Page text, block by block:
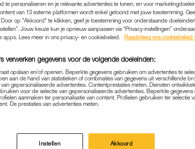
BETAALT OP DÉZE
te personaliseren en je relevante advertenties te tonen, en voor
van 13 externe platformen wordt enkel getoond met jouw toestemming.
op "Akkoord" te klikken, geef je toestemming voor onderstaande
Jouw keuze kun je opnieuw aanpassen via “Privacy-instellingen”
apps. Lees meer in ons privacy- en cookiebeleid.
Raadpleeg ons cookiebeleid
verwerken gegevens voor de volgende doeleinden:
opslaan en/of openen. Beperkte gegevens gebruiken om advertenties te
aan de hand van statistieken of combinaties van gegevens uit verschillende
gepersonaliseerde advertenties. Contentprestaties meten. Diensten
voor de selectie van gepersonaliseerde advertenties. Beperkte
aanmaken ter personalisatie van content. Profielen gebruiken ter selectie
De prestaties van advertenties meten.
Instellen Akkoord